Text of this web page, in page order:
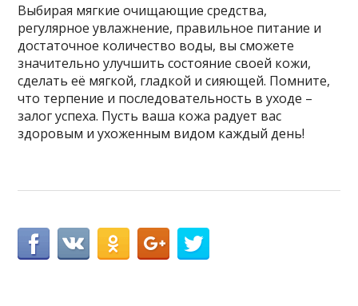
Выбирая мягкие очищающие средства,
регулярное увлажнение, правильное питание и
достаточное количество воды, вы сможете
значительно улучшить состояние своей кожи,
сделать её мягкой, гладкой и сияющей. Помните,
что терпение и последовательность в уходе –
залог успеха. Пусть ваша кожа радует вас
здоровым и ухоженным видом каждый день!